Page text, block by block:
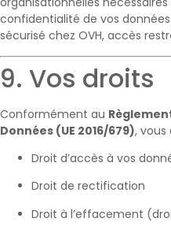
confidentialité de vos
sécurisé chez OVH, accès
9. Vos droits
Conformément au
Données (UE 2016/679), vous
Droit d’accès à vos
Droit de rectification
Droit à l’effacement